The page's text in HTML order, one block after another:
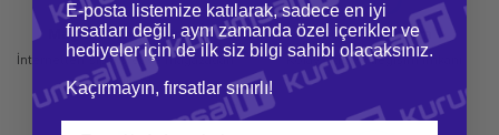
Mağazadan Teslimat
İnternetten sipariş et ve mağazadan
teslim al
İade ve Değişim
Kolay iade ve değişim imkanı
E-posta listemize katılarak, sadece en iyi
fırsatları değil, aynı zamanda özel içerikler ve
hediyeler için de ilk siz bilgi sahibi olacaksınız.
Kaçırmayın, fırsatlar sınırlı!